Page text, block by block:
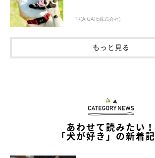
PR(AIGATE株式会社)
もっと見る
あわせて読みたい！
「犬が好き」の新着